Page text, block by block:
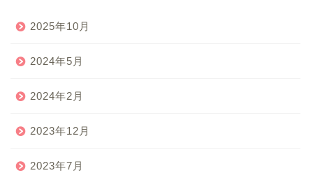
2025年10月
2024年5月
2024年2月
2023年12月
2023年7月